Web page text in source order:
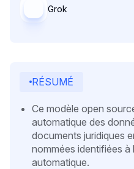
Grok
RÉSUMÉ
Ce modèle open
automatique des
documents juridiques
nommées identifiées
automatique.